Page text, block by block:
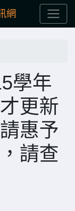
網
學年
更新
惠予
請查